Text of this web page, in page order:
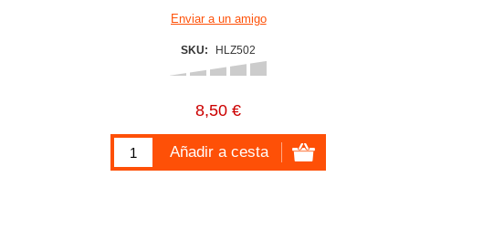
SKU: HLZ502
8,50 €